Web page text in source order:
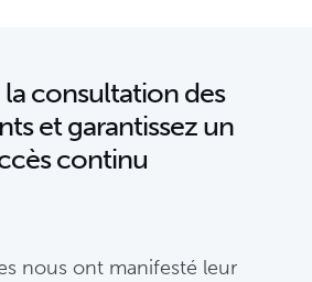
la consultation des
et garantissez un
continu
nous ont manifesté leur